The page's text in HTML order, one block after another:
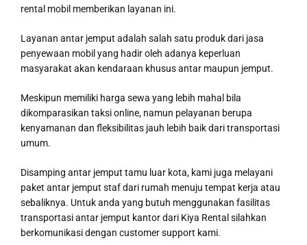
rental mobil memberikan layanan ini.
Layanan antar jemput adalah salah satu produk dari jasa
penyewaan mobil yang hadir oleh adanya keperluan
masyarakat akan kendaraan khusus antar maupun jemput.
Meskipun memiliki harga sewa yang lebih mahal bila
dikomparasikan taksi online, namun pelayanan berupa
kenyamanan dan fleksibilitas jauh lebih baik dari transportasi
umum.
Disamping antar jemput tamu luar kota, kami juga melayani
paket antar jemput staf dari rumah menuju tempat kerja atau
sebaliknya. Untuk anda yang butuh menggunakan fasilitas
transportasi antar jemput kantor dari Kiya Rental silahkan
berkomunikasi dengan customer support kami.